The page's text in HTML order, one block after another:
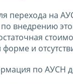
перехода на
внедрению
и
по АУСН